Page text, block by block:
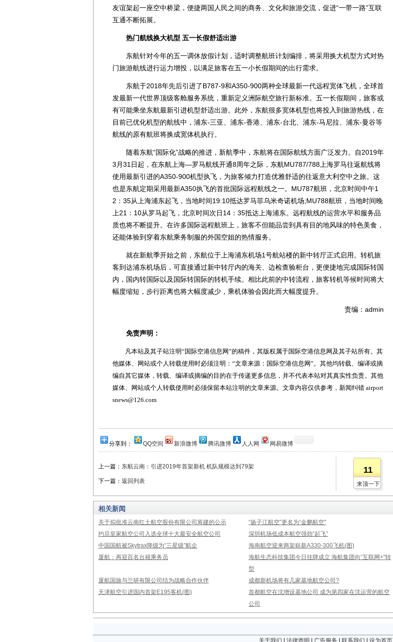
友谊架起一座空中桥梁，便捷两国人民之间的商务、文化和旅游交流，促进“一带一路”互联
互通不断拓展。
热门航线换大机型 五一长假舒适出游
东航针对今年的五一调休放假计划，适时调整航班计划编排，将采用换大机型方式对热
门旅游航线进行运力增投，以满足旅客在五一小长假期间的出行需求。
东航于2018年先后引进了B787-9和A350-900两种全球最新一代远程宽体飞机，全球首
发最新一代世界顶级客舱服务系统，重新定义洲际航空旅行新标准。五一长假期间，旅客或
有可能乘坐东航最新引进机型舒适出游。此外，东航很多宽体机型也将投入到旅游热线，在
目前已优化机型的航线中，浦东-三亚、浦东-香港、浦东-台北、浦东-马尼拉、浦东-曼谷等
航线的原有航班将换成宽体机执行。
随着东航“国际化”战略的推进，新航季中，东航将在国际航线方面广泛发力。自2019年
3月31日起，在东航上海—罗马航线开通8周年之际，东航MU787/788上海罗马往返航线将
使用最新引进的A350-900机型执飞，为旅客倾力打造优雅舒适的往返意大利空中之旅。这
也是东航定期采用最新A350执飞的首批国际远程航线之一。MU787航班，北京时间中午1
2：35从上海浦东起飞，当地时间19:10抵达罗马菲乌米奇诺机场;MU788航班，当地时间晚
上21：10从罗马起飞，北京时间次日14：35抵达上海浦东。远程航线的运营水平和服务品
质也将不断提升。在许多国际远程航班上，旅客不但能品尝到具有目的地风味的特色美食，
还能体验到穿着东航乘务制服的外国空姐的热情服务。
就在新航季开始之前，东航位于上海浦东机场1号航站楼的新中转厅正式启用。转机旅
客到达浦东机场后，可直接通过新中转厅内的海关、边检查验柜台，更便捷地完成国际转国
内，国内转国际以及国际转国际的转机手续。相比此前的中转流程，旅客转机等候时间将大
幅度缩短，步行距离也将大幅度减少，乘机体验会因此而大幅度提升。
责编：admin
免责声明：
凡本站及其子站注明“国际空港信息网”的稿件，其版权属于国际空港信息网及其子站所有。其
他媒体、网站或个人转载使用时必须注明：“文章来源：国际空港信息网”。其他均转载、编译或摘
编自其它媒体，转载、编译或摘编的目的在于传递更多信息，并不代表本站对其真实性负责。其他
媒体、网站或个人转载使用时必须保留本站注明的文章来源。文章内容仅供参考，新闻纠错 airport
snews@126.com
分享到： QQ空间 新浪微博 腾讯微博 人人网 网易微博
上一篇： 东航云南：引进2019年首架新机 机队规模达到79架
下一篇： 返回列表
11
来顶一下
相关新闻
关于拟批准云南红土航空股份有限公司筹建的公示
“扬子江航空”更名为“金鹏航空”
约旦皇家航空公司入选全球十大最安全航空公司
深圳机场低成本航空强劲“起飞”
中国国航被Skytrax降级为“三星级”航企
海南航空迎来两架崭新A330-300飞机(图)
厦航：再迎百名台籍乘务员
海航生态科技集团今日挂牌成立 海航集团向“互联网+”转
型
厦航国旅与兰研有限公司结为战略合作伙伴
成都新机场将有几家基地航空公司?
天津航空引进国内首架E195客机(图)
首都航空在沈增设基地公司 成为第四家在沈运营的航空
公司
关于我们 法律声明 广告服务 联系我们 设为首页